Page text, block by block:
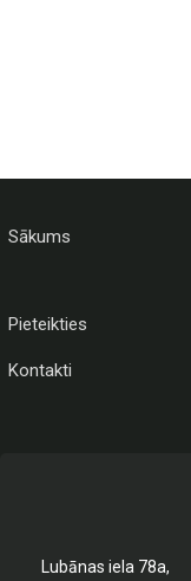
Sākums
Pieteikties
Kontakti
Lubānas iela 78a,